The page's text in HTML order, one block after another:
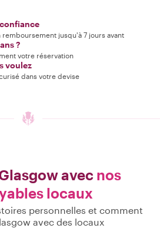
remboursement jusqu'à 7 jours avant
?
votre réservation
voulez
dans votre devise
avec nos
locaux
personnelles et comment
avec des locaux